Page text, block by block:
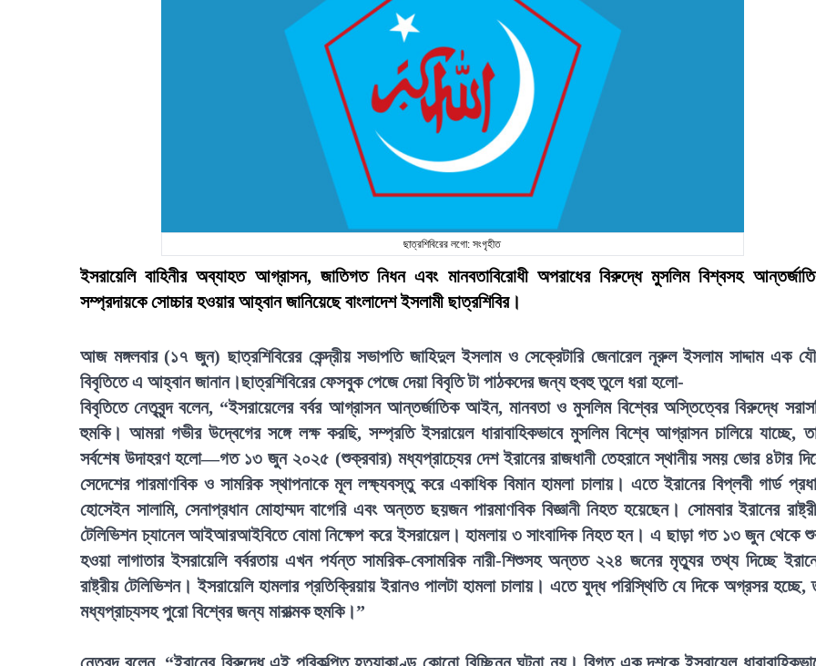
ছাত্রশিবিরের লগো: সংগৃহীত
ইসরায়েলি বাহিনীর অব্যাহত আগ্রাসন, জাতিগত নিধন এবং মানবতাবিরোধী অপরাধের বিরুদ্ধে মুসলিম বিশ্বসহ
সম্প্রদায়কে সোচ্চার হওয়ার আহ্বান জানিয়েছে বাংলাদেশ ইসলামী ছাত্রশিবির।
আজ মঙ্গলবার (১৭ জুন) ছাত্রশিবিরের কেন্দ্রীয় সভাপতি জাহিদুল ইসলাম ও সেক্রেটারি জেনারেল নূরুল ইসলাম সাদ্দাম এক
বিবৃতিতে এ আহ্বান জানান।ছাত্রশিবিরের ফেসবুক পেজে দেয়া বিবৃতি টা পাঠকদের জন্য হুবহু তুলে ধরা হলো-
বিবৃতিতে নেতৃবৃন্দ বলেন, “ইসরায়েলের বর্বর আগ্রাসন আন্তর্জাতিক আইন, মানবতা ও মুসলিম বিশ্বের অস্তিত্বের বিরুদ্ধে
হুমকি। আমরা গভীর উদ্বেগের সঙ্গে লক্ষ করছি, সম্প্রতি ইসরায়েল ধারাবাহিকভাবে মুসলিম বিশ্বে আগ্রাসন চালিয়ে যাচ্ছে,
সর্বশেষ উদাহরণ হলো—গত ১৩ জুন ২০২৫ (শুক্রবার) মধ্যপ্রাচ্যের দেশ ইরানের রাজধানী তেহরানে স্থানীয় সময় ভোর ৪টার
সেদেশের পারমাণবিক ও সামরিক স্থাপনাকে মূল লক্ষ্যবস্তু করে একাধিক বিমান হামলা চালায়। এতে ইরানের বিপ্লবী গার্ড
হোসেইন সালামি, সেনাপ্রধান মোহাম্মদ বাগেরি এবং অন্তত ছয়জন পারমাণবিক বিজ্ঞানী নিহত হয়েছেন। সোমবার ইরানের
টেলিভিশন চ্যানেল আইআরআইবিতে বোমা নিক্ষেপ করে ইসরায়েল। হামলায় ৩ সাংবাদিক নিহত হন। এ ছাড়া গত ১৩ জুন থেকে
হওয়া লাগাতার ইসরায়েলি বর্বরতায় এখন পর্যন্ত সামরিক-বেসামরিক নারী-শিশুসহ অন্তত ২২৪ জনের মৃত্যুর তথ্য দিচ্ছে
রাষ্ট্রীয় টেলিভিশন। ইসরায়েলি হামলার প্রতিক্রিয়ায় ইরানও পালটা হামলা চালায়। এতে যুদ্ধ পরিস্থিতি যে দিকে অগ্রসর হচ্ছে,
মধ্যপ্রাচ্যসহ পুরো বিশ্বের জন্য মারাত্মক হুমকি।”